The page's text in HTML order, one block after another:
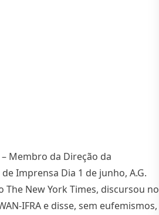
Membro da Direção da
Imprensa Dia 1 de junho, A.G.
The New York Times, discursou no
IFRA e disse, sem eufemismos,